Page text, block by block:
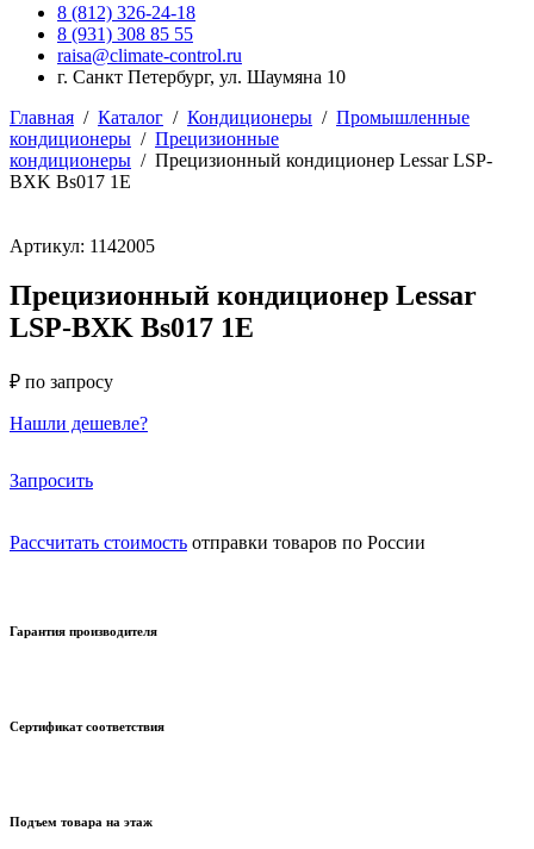
8 (812) 326-24-18
8 (931) 308 85 55
raisa@climate-control.ru
г. Санкт Петербург, ул. Шаумяна 10
Главная / Каталог / Кондиционеры / Промышленные
кондиционеры / Прецизионные
кондиционеры / Прецизионный кондиционер Lessar LSP-
BXK Bs017 1E
Артикул: 1142005
Прецизионный кондиционер Lessar
LSP-BXK Bs017 1E
₽ по запросу
Нашли дешевле?
Запросить
Рассчитать стоимость отправки товаров по России
Гарантия производителя
Сертификат соответствия
Подъем товара на этаж